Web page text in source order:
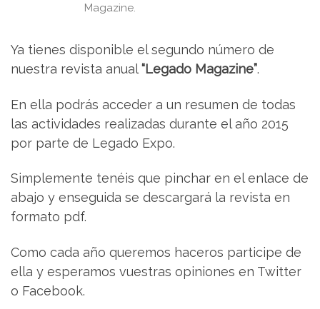
Magazine.
Ya tienes disponible el segundo número de
nuestra revista anual“Legado Magazine”.
En ella podrás acceder a un resumen de todas
las actividades realizadas durante el año 2015
por parte de Legado Expo.
Simplemente tenéis que pinchar en el enlace de
abajo y enseguida se descargará la revista en
formato pdf.
Como cada año queremos haceros participe de
ella y esperamos vuestras opiniones en Twitter
o Facebook.